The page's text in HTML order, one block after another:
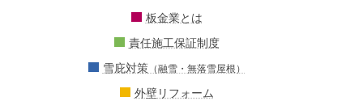
板金業とは
責任施工保証制度
雪庇対策（融雪・無落雪屋根）
外壁リフォーム